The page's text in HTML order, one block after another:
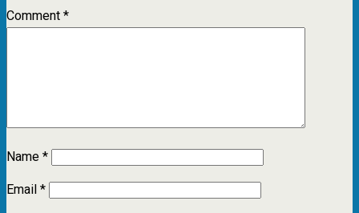
Comment*
Name*
Email*